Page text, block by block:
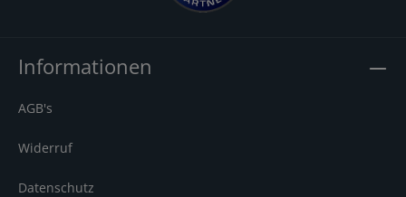
Informationen
AGB's
Widerruf
Datenschutz